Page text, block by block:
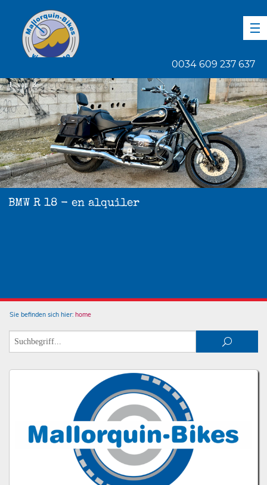
0034 609 237 637
BMW R 18 - en alquiler
1 von 3
Sie befinden sich hier: home